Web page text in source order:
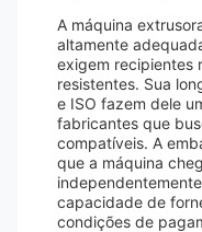
A máquina
altamente
exigem recipientes
resistentes. Sua
e ISO fazem dele
fabricantes que
compatíveis. A
que a máquina
capacidade de
condições de